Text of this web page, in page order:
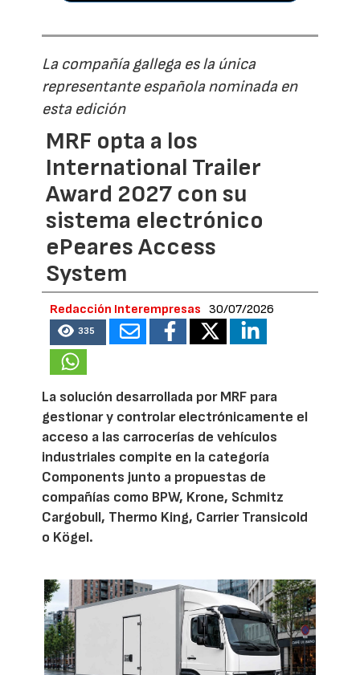
La compañía gallega es la única
representante española nominada en
esta edición
MRF opta a los
International Trailer
Award 2027 con su
sistema electrónico
ePeares Access
System
Redacción Interempresas 30/07/2026
335
La solución desarrollada por MRF para
gestionar y controlar electrónicamente el
acceso a las carrocerías de vehículos
industriales compite en la categoría
Components junto a propuestas de
compañías como BPW, Krone, Schmitz
Cargobull, Thermo King, Carrier Transicold
o Kögel.